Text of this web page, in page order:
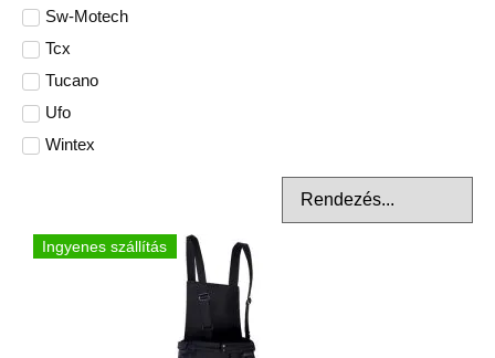
Sw-Motech
Tcx
Tucano
Ufo
Wintex
Ingyenes szállítás